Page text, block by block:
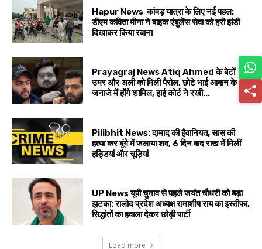
Hapur News कांवड़ यात्रा के लिए नई पहल:
डीएम कविता मीना ने बाइक एंबुलेंस सेवा को हरी झंडी
दिखाकर किया रवाना
Prayagraj News Atiq Ahmed के बेटों
उमर और अली को मिली पैरोल, छोटे भाई आबान के
जनाजे में होंगे शामिल, हाई कोर्ट ने रखी...
Pilibhit News: दामाद की हैवानियत, सास की
हत्या कर बूंगे में जलाया शव, 6 दिन बाद राख में मिलीं
हड्डियां और चूड़ियां
UP News यूपी चुनाव से पहले जयंत चौधरी को बड़ा
झटका: रालोद प्रदेश अध्यक्ष रामाशीष राय का इस्तीफा,
सिद्धांतों का हवाला देकर छोड़ी पार्टी
Load more